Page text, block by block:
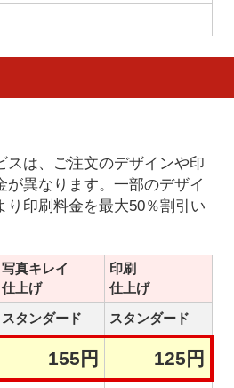
スは、ご注文のデザインや印
が異なります。一部のデザイ
り印刷料金を最大50％割引い
写真キレイ
仕上げ
印刷
仕上げ
スタンダード スタンダード
155円 125円